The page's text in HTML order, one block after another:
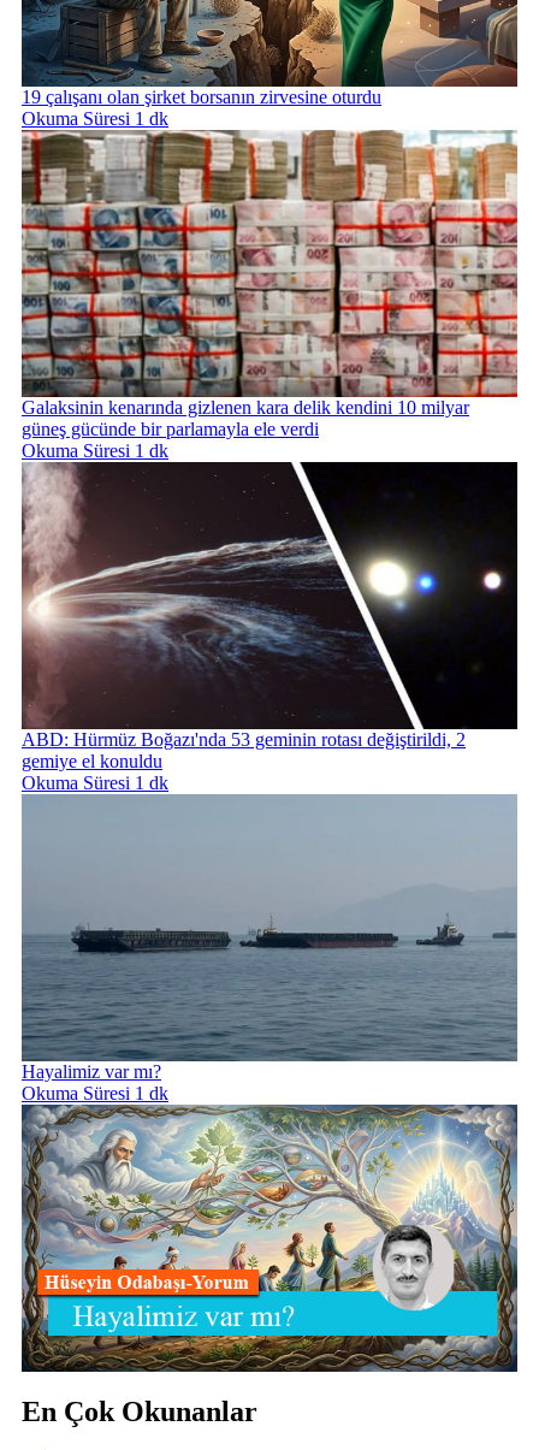
19 çalışanı olan şirket borsanın zirvesine oturdu
Okuma Süresi 1 dk
Galaksinin kenarında gizlenen kara delik kendini 10 milyar
güneş gücünde bir parlamayla ele verdi
Okuma Süresi 1 dk
ABD: Hürmüz Boğazı'nda 53 geminin rotası değiştirildi, 2
gemiye el konuldu
Okuma Süresi 1 dk
Hayalimiz var mı?
Okuma Süresi 1 dk
En Çok Okunanlar